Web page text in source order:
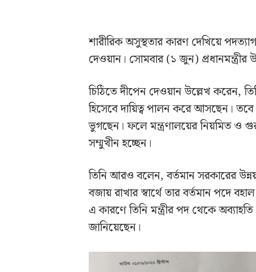
শারীরিক অসুস্থতার কারণ দেখিয়ে
দেওয়ান। সোমবার (১ জুন) প্রধানমন্ত্রীর
চিঠিতে দীপেন দেওয়ান উল্লেখ করেন,
হিসেবে দায়িত্ব পালন করে আসছেন।
ভুগছেন। ফলে মন্ত্রণালয়ের নিয়মিত ও
সম্মুখীন হচ্ছেন।
তিনি আরও বলেন, বর্তমান সরকারের
বজায় রাখার স্বার্থে তার বর্তমান পদে
এ কারণে তিনি মন্ত্রীর পদ থেকে
জানিয়েছেন।